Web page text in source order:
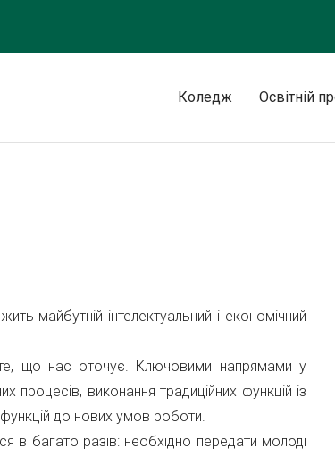
Коледж Освітній
майбутній інтелектуальний і економічний
що нас оточує. Ключовими напрямами у
процесів, виконання традиційних функцій із
функцій до нових умов роботи.
в багато разів: необхідно передати молоді